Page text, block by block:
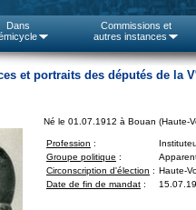
Dans
Commissions et
autres instances
et portraits des députés de la V
Né le 01.07.1912 à Bouan (Haute-
Profession :
Groupe politique :
Circonscription d'élection : Haute-
Date de fin de mandat :